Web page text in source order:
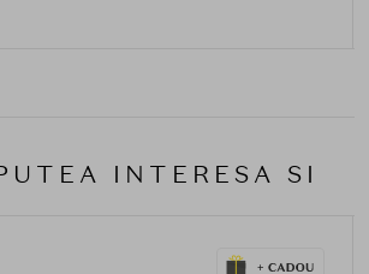
INTERESA SI